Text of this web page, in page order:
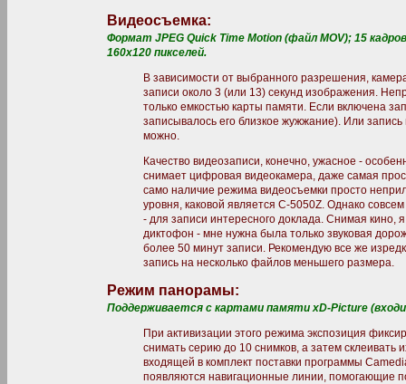
Видеосъемка:
Формат JPEG Quick Time Motion (файл MOV); 15
160x120 пикселей.
В зависимости от выбранного разрешения,
записи около 3 (или 13) секунд изображения.
только емкостью карты памяти. Если включена
записывалось его близкое жужжание). Или запись
можно.
Качество видеозаписи, конечно, ужасное -
снимает цифровая видеокамера, даже самая
само наличие режима видеосъемки просто
уровня, каковой является C-5050Z. Однако
- для записи интересного доклада. Снимая кино,
диктофон - мне нужна была только звуковая
более 50 минут записи. Рекомендую все же
запись на несколько файлов меньшего размера.
Режим панорамы:
Поддерживается с картами памяти xD-Picture
При активизации этого режима экспозиция
снимать серию до 10 снимков, а затем
входящей в комплект поставки программы
появляются навигационные линии, помогающие